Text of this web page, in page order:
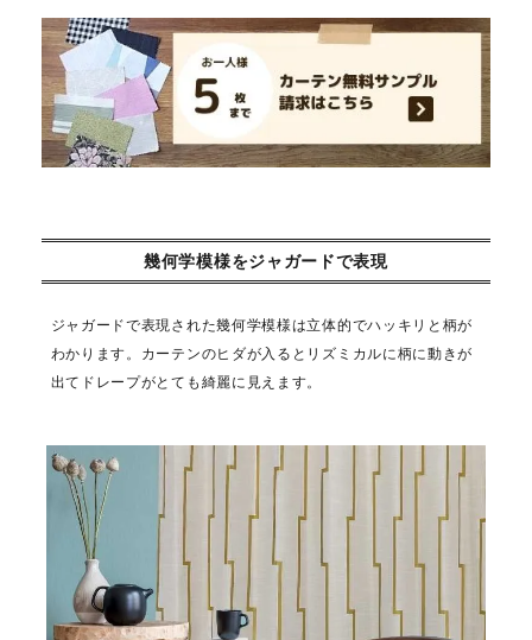
幾何学模様をジャガードで表現
ジャガードで表現された幾何学模様は立体的でハッキリと柄が
わかります。カーテンのヒダが入るとリズミカルに柄に動きが
出てドレープがとても綺麗に見えます。